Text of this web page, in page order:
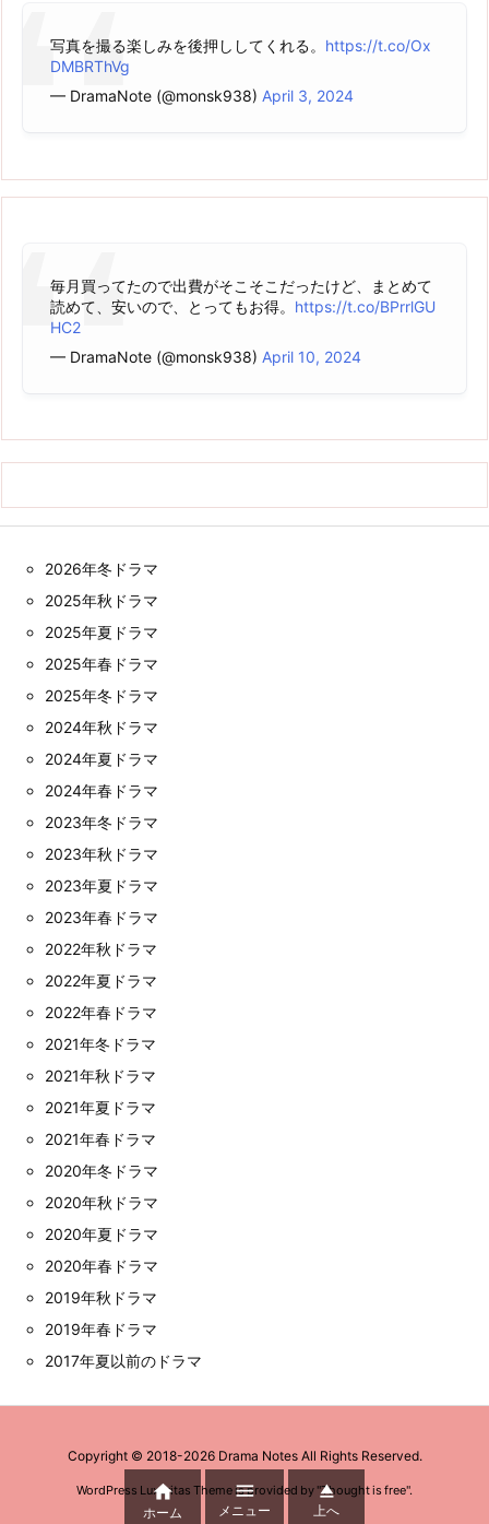
写真を撮る楽しみを後押ししてくれる。 https://t.co/Ox
DMBRThVg
— DramaNote (@monsk938) April 3, 2024
毎月買ってたので出費がそこそこだったけど、まとめて
読めて、安いので、とってもお得。 https://t.co/BPrrlGU
HC2
— DramaNote (@monsk938) April 10, 2024
2026年冬ドラマ
2025年秋ドラマ
2025年夏ドラマ
2025年春ドラマ
2025年冬ドラマ
2024年秋ドラマ
2024年夏ドラマ
2024年春ドラマ
2023年冬ドラマ
2023年秋ドラマ
2023年夏ドラマ
2023年春ドラマ
2022年秋ドラマ
2022年夏ドラマ
2022年春ドラマ
2021年冬ドラマ
2021年秋ドラマ
2021年夏ドラマ
2021年春ドラマ
2020年冬ドラマ
2020年秋ドラマ
2020年夏ドラマ
2020年春ドラマ
2019年秋ドラマ
2019年春ドラマ
2017年夏以前のドラマ
Copyright © 2018-2026 Drama NotesAll Rights Reserved.
WordPress Luxeritas Theme is provided by "Thought is free".

ホーム

メニュー

上へ